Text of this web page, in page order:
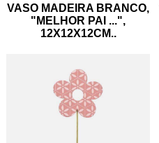
VASO MADEIRA BRANCO,
"MELHOR PAI ...",
12X12X12CM..